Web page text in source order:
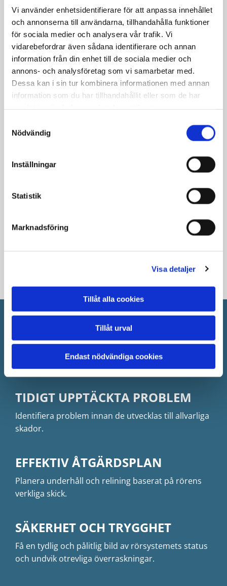
Vi använder enhetsidentifierare för att anpassa innehållet
och annonserna till användarna, tillhandahålla funktioner
för sociala medier och analysera vår trafik. Vi
vidarebefordrar även sådana identifierare och annan
information från din enhet till de sociala medier och
annons- och analysföretag som vi samarbetar med.
Dessa kan i sin tur kombinera informationen med annan
information som du har tillhandahållit eller som de har
Nödvändig
Inställningar
Statistik
Marknadsföring
Visa detaljer
Tillåt alla cookies
Tillåt urval
Endast nödvändiga cookies
blockeringar.
3. ANALYS OCH BEDÖMNING
Efter inspektionen analyserar vi bilderna och ger
en utförlig rapport om rörens status. Rapporten
inkluderar information om eventuella problem och
rekommenderade åtgärder, såsom rengöring,
4. REKOMMENDATIONER OCH
OFFERT
Med inspektionsrapporten som grund kan vi ge råd
om nästa steg, inklusive en detaljerad offert om
behövs. Våra rekommendationer bygger på lång
erfarenhet och vår expertis inom avloppssystem
och hållbara lösningar.
FÖRDELAR MED
RÖRINSPEKTION
TIDIGT UPPTÄCKTA PROBLEM
Identifiera problem innan de utvecklas till allvarliga
skador.
EFFEKTIV ÅTGÄRDSPLAN
Planera underhåll och relining baserat på rörens
verkliga skick.
SÄKERHET OCH TRYGGHET
Få en tydlig och pålitlig bild av rörsystemets status
och undvik otrevliga överraskningar.